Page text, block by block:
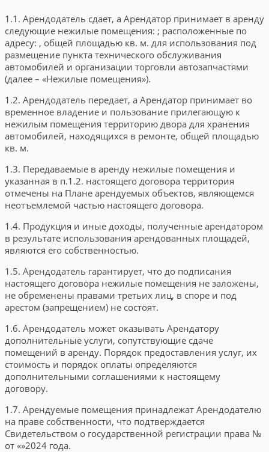
1.1. Арендодатель сдает, а Арендатор принимает в аренду
следующие нежилые помещения: ; расположенные по
адресу: , общей площадью кв. м. для использования под
размещение пункта технического обслуживания
автомобилей и организации торговли автозапчастями
(далее – «Нежилые помещения»).
1.2. Арендодатель передает, а Арендатор принимает во
временное владение и пользование прилегающую к
нежилым помещения территорию двора для хранения
автомобилей, находящихся в ремонте, общей площадью
кв. м.
1.3. Передаваемые в аренду нежилые помещения и
указанная в п.1.2. настоящего договора территория
отмечены на Плане арендуемых объектов, являющемся
неотъемлемой частью настоящего договора.
1.4. Продукция и иные доходы, полученные арендатором
в результате использования арендованных площадей,
являются его собственностью.
1.5. Арендодатель гарантирует, что до подписания
настоящего договора нежилые помещения не заложены,
не обременены правами третьих лиц, в споре и под
арестом (запрещением) не состоят.
1.6. Арендодатель может оказывать Арендатору
дополнительные услуги, сопутствующие сдаче
помещений в аренду. Порядок предоставления услуг, их
стоимость и порядок оплаты определяются
дополнительными соглашениями к настоящему
договору.
1.7. Арендуемые помещения принадлежат Арендодателю
на праве собственности, что подтверждается
Свидетельством о государственной регистрации права №
от «»2024 года.